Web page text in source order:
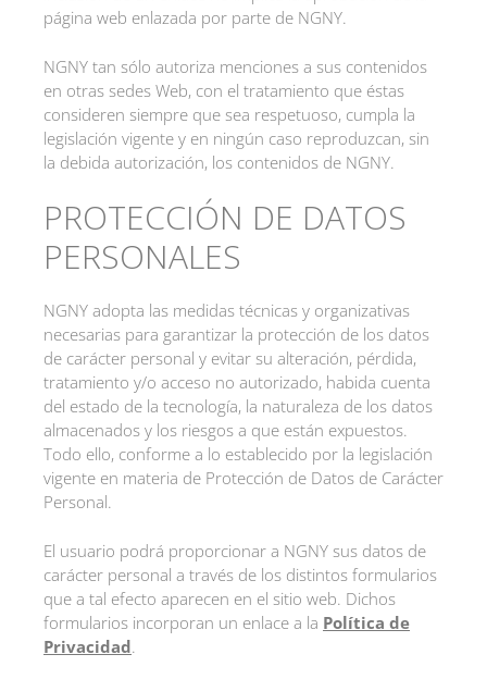
página web enlazada por parte de NGNY.
NGNY tan sólo autoriza menciones a sus contenidos
en otras sedes Web, con el tratamiento que éstas
consideren siempre que sea respetuoso, cumpla la
legislación vigente y en ningún caso reproduzcan, sin
la debida autorización, los contenidos de NGNY.
PROTECCIÓN DE DATOS
PERSONALES
NGNY adopta las medidas técnicas y organizativas
necesarias para garantizar la protección de los datos
de carácter personal y evitar su alteración, pérdida,
tratamiento y/o acceso no autorizado, habida cuenta
del estado de la tecnología, la naturaleza de los datos
almacenados y los riesgos a que están expuestos.
Todo ello, conforme a lo establecido por la legislación
vigente en materia de Protección de Datos de Carácter
Personal.
El usuario podrá proporcionar a NGNY sus datos de
carácter personal a través de los distintos formularios
que a tal efecto aparecen en el sitio web. Dichos
formularios incorporan un enlace a la Política de
Privacidad.